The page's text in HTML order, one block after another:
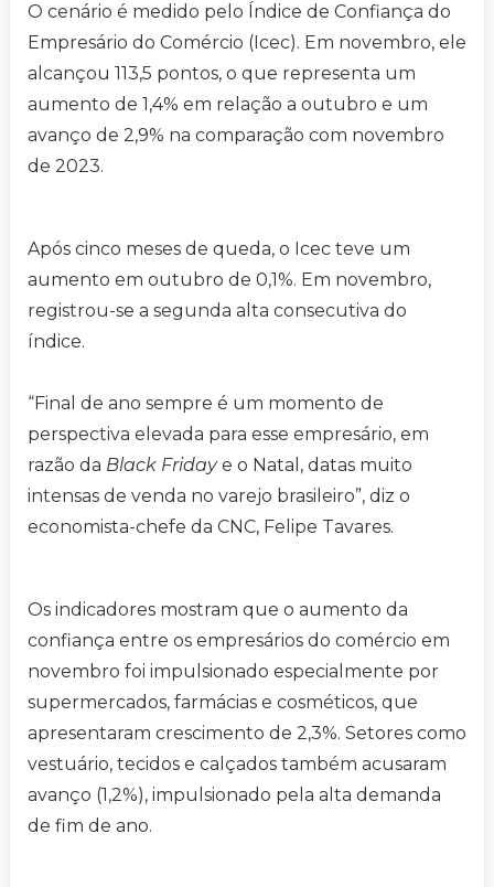
O cenário é medido pelo Índice de Confiança do
Empresário do Comércio (Icec). Em novembro, ele
alcançou 113,5 pontos, o que representa um
aumento de 1,4% em relação a outubro e um
avanço de 2,9% na comparação com novembro
de 2023.
Após cinco meses de queda, o Icec teve um
aumento em outubro de 0,1%. Em novembro,
registrou-se a segunda alta consecutiva do
índice.
“Final de ano sempre é um momento de
perspectiva elevada para esse empresário, em
razão da Black Fridaye o Natal, datas muito
intensas de venda no varejo brasileiro”, diz o
economista-chefe da CNC, Felipe Tavares.
Os indicadores mostram que o aumento da
confiança entre os empresários do comércio em
novembro foi impulsionado especialmente por
supermercados, farmácias e cosméticos, que
apresentaram crescimento de 2,3%. Setores como
vestuário, tecidos e calçados também acusaram
avanço (1,2%), impulsionado pela alta demanda
de fim de ano.